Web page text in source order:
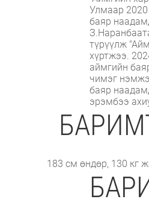
Улмаар
баяр
түрүүлж
хүртжээ.
аймгийн
чимэг
баяр
эрэмбээ
183 см өндөр, 130 кг